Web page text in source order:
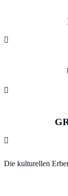



Die kulturellen